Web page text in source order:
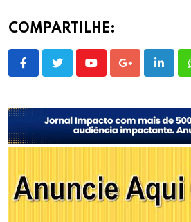
COMPARTILHE:
YoutubeGoogle+